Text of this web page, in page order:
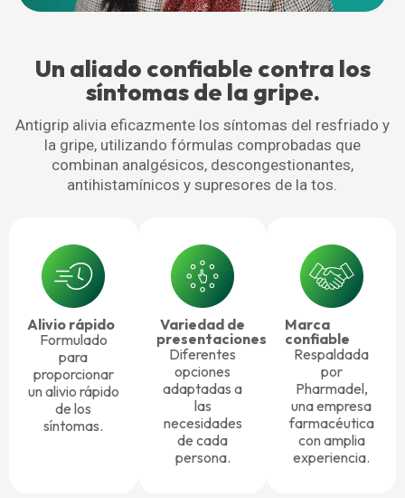
Un aliado confiable contra los
síntomas de la gripe.
Antigrip alivia eficazmente los síntomas del resfriado y
la gripe, utilizando fórmulas comprobadas que
combinan analgésicos, descongestionantes,
antihistamínicos y supresores de la tos.
Alivio rápido
Formulado
para
proporcionar
un alivio rápido
de los
síntomas.
Variedad de
presentaciones
Diferentes
opciones
adaptadas a
las
necesidades
de cada
persona.
Marca
confiable
Respaldada
por
Pharmadel,
una empresa
farmacéutica
con amplia
experiencia.